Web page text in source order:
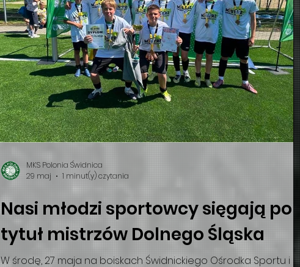
Nasi młodzi sportowcy sięgają po
tytuł mistrzów Dolnego Śląska
W środę, 27 maja na boiskach Świdnickiego Ośrodka Sportu i
MKS Polonia Świdnica
29 maj
1 minut(y) czytania